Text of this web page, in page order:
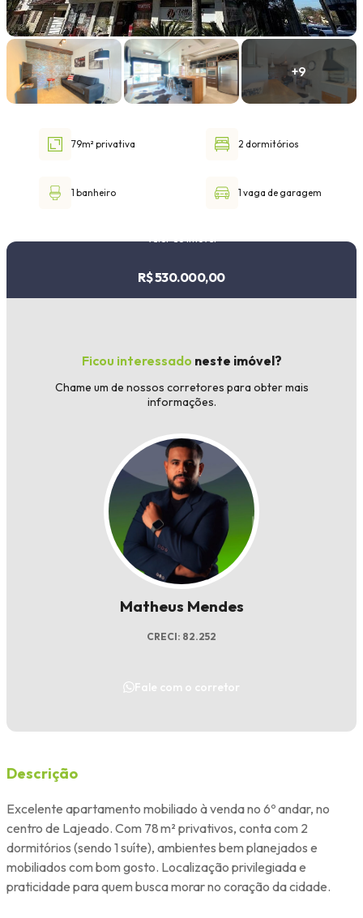
Faixa de valor
30.000,00até1.000.000,00 ou +
79m² privativa 2 dormitórios
1 banheiro 1 vaga de garagem
R$ 530.000,00
Ficou interessado neste imóvel?
Chame um de nossos corretores para obter mais
informações.
Matheus Mendes
CRECI: 82.252
Fale com o corretor
Descrição
Excelente apartamento mobiliado à venda no 6º andar, no
centro de Lajeado. Com 78 m² privativos, conta com 2
dormitórios (sendo 1 suíte), ambientes bem planejados e
mobiliados com bom gosto. Localização privilegiada e
praticidade para quem busca morar no coração da cidade.